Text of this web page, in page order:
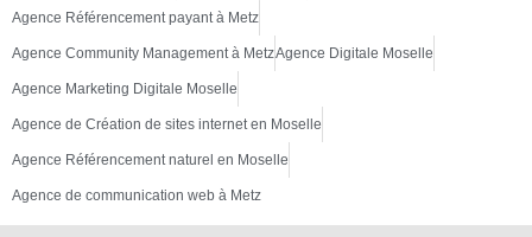
Agence Référencement payant à Metz
Agence Community Management à MetzAgence Digitale Moselle
Agence Marketing Digitale Moselle
Agence de Création de sites internet en Moselle
Agence Référencement naturel en Moselle
Agence de communication web à Metz